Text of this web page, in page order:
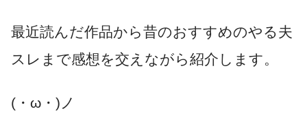
最近読んだ作品から昔のおすすめのやる夫
スレまで感想を交えながら紹介します。
(・ω・)ノ